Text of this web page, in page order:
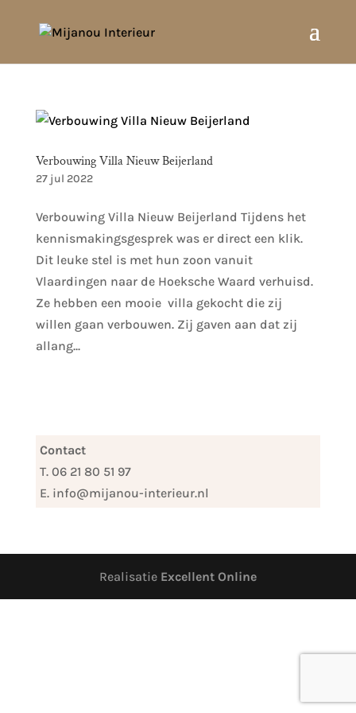
Verbouwing Villa Nieuw Beijerland
27 jul 2022
Verbouwing Villa Nieuw Beijerland Tijdens het
kennismakingsgesprek was er direct een klik.
Dit leuke stel is met hun zoon vanuit
Vlaardingen naar de Hoeksche Waard verhuisd.
Ze hebben een mooie villa gekocht die zij
willen gaan verbouwen. Zij gaven aan dat zij
allang...
Contact
T. 06 21 80 51 97
E. info@mijanou-interieur.nl
Realisatie Excellent Online